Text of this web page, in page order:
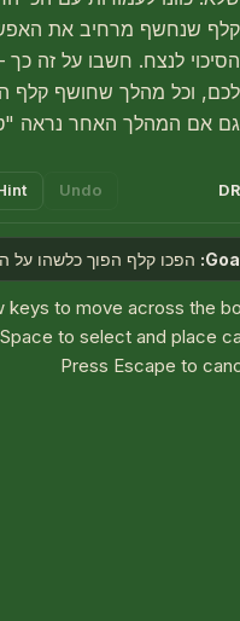
קלף שנחשף מרחיב את
הסיכוי לנצח. חשבו על זה
לכם, וכל מהלך שחושף קלף
גם אם המהלך האחר נראה
Undo
הפכו קלף הפוך כלשהו על
keys to move across the
to select and place
Press Escape to